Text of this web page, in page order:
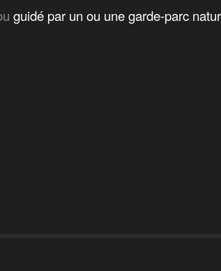
guidé par un ou une garde-parc